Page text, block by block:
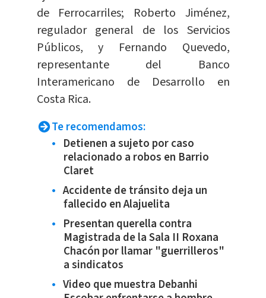
de Ferrocarriles; Roberto Jiménez,
regulador general de los Servicios
Públicos, y Fernando Quevedo,
representante del Banco
Interamericano de Desarrollo en
Costa Rica.
Te recomendamos:
Detienen a sujeto por caso
relacionado a robos en Barrio
Claret
Accidente de tránsito deja un
fallecido en Alajuelita
Presentan querella contra
Magistrada de la Sala II Roxana
Chacón por llamar "guerrilleros"
a sindicatos
Video que muestra Debanhi